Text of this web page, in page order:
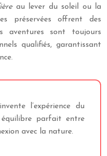
au lever du soleil ou la
préservées offrent des
aventures sont toujours
qualifiés, garantissant
l’expérience du
parfait entre
avec la nature.